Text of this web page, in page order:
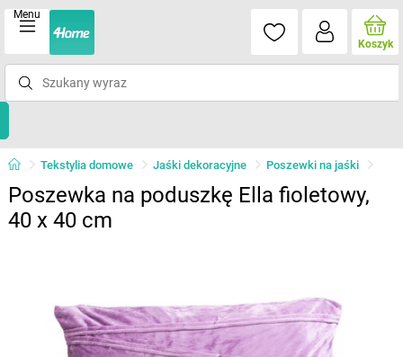
Menu
Koszyk
Tekstylia domowe Jaśki dekoracyjne Poszewki na jaśki
Poszewka na poduszkę Ella fioletowy,
40 x 40 cm